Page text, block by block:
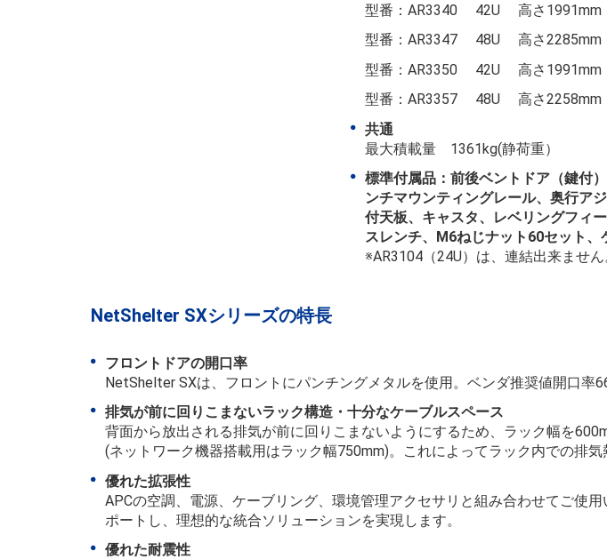
型番：AR3340 42U 高さ1991mm
型番：AR3347 48U 高さ2285mm
型番：AR3350 42U 高さ1991mm
型番：AR3357 48U 高さ2258mm
共通
最大積載量 1361kg(静荷重）
標準付属品：前後ベントドア（鍵付
ンチマウンティングレール、奥行ア
付天板、キャスタ、レベリングフィ
スレンチ、M6ねじナット60セット
※AR3104（24U）は、連結出来ません
NetShelter SXシリーズの特長
フロントドアの開口率
NetShelter SXは、フロントにパンチングメタルを使用。ベンダ推奨値開口率
排気が前に回りこまないラック構造・十分なケーブルスペース
背面から放出される排気が前に回りこまないようにするため、ラック幅を
(ネットワーク機器搭載用はラック幅750mm)。これによってラック内での排気
優れた拡張性
APCの空調、電源、ケーブリング、環境管理アクセサリと組み合わせてご使
ポートし、理想的な統合ソリューションを実現します。
優れた耐震性